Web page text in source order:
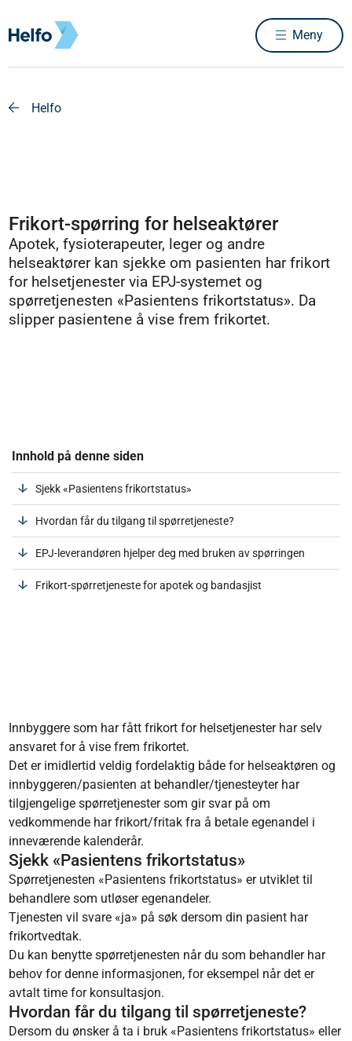
Meny
Helfo
Frikort-spørring for helseaktører
Apotek, fysioterapeuter, leger og andre
helseaktører kan sjekke om pasienten har frikort
for helsetjenester via EPJ-systemet og
spørretjenesten «Pasientens frikortstatus». Da
slipper pasientene å vise frem frikortet.
Innhold på denne siden
Sjekk «Pasientens frikortstatus»
Hvordan får du tilgang til spørretjeneste?
EPJ-leverandøren hjelper deg med bruken av spørringen
Frikort-spørretjeneste for apotek og bandasjist
Innbyggere som har fått frikort for helsetjenester har selv
ansvaret for å vise frem frikortet.
Det er imidlertid veldig fordelaktig både for helseaktøren og
innbyggeren/pasienten at behandler/tjenesteyter har
tilgjengelige spørretjenester som gir svar på om
vedkommende har frikort/fritak fra å betale egenandel i
inneværende kalenderår.
Sjekk «Pasientens frikortstatus»
Spørretjenesten «Pasientens frikortstatus» er utviklet til
behandlere som utløser egenandeler.
Tjenesten vil svare «ja» på søk dersom din pasient har
frikortvedtak.
Du kan benytte spørretjenesten når du som behandler har
behov for denne informasjonen, for eksempel når det er
avtalt time for konsultasjon.
Hvordan får du tilgang til spørretjeneste?
Dersom du ønsker å ta i bruk «Pasientens frikortstatus» eller